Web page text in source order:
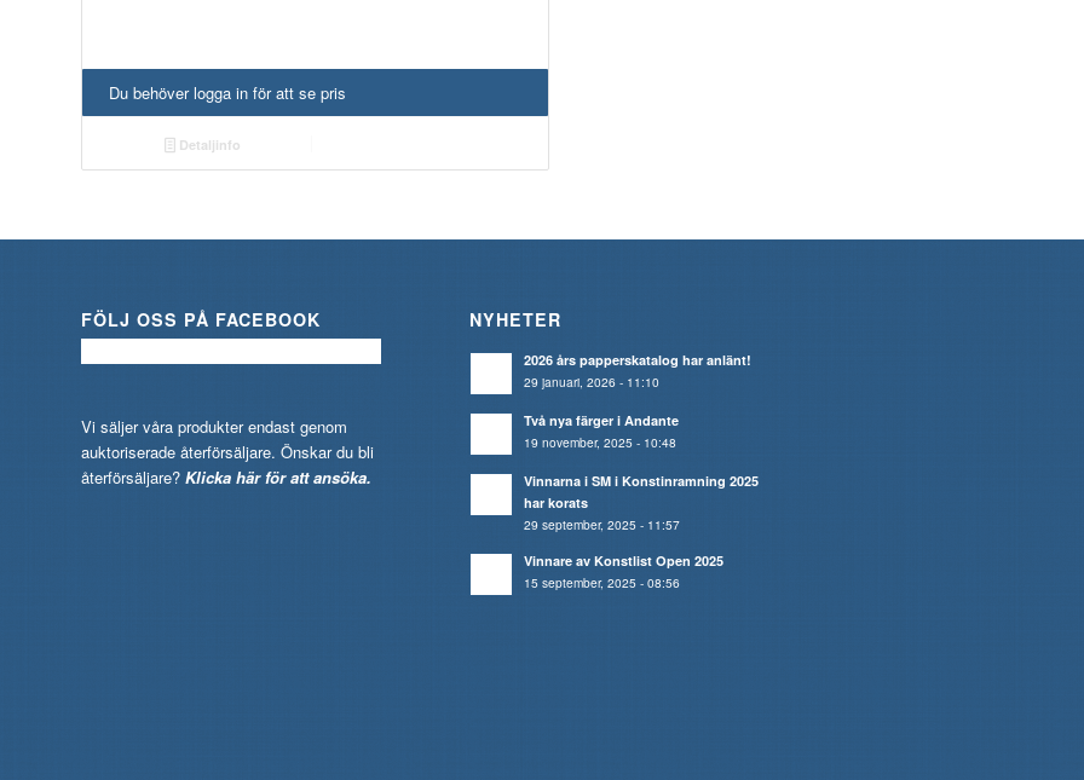
Du behöver logga in för att se pris
Detaljinfo
FÖLJ OSS PÅ FACEBOOK
Vi säljer våra produkter endast genom
auktoriserade återförsäljare. Önskar du bli
återförsäljare? Klicka här för att ansöka.
NYHETER
2026 års papperskatalog har anlänt!
29 januari, 2026 - 11:10
Två nya färger i Andante
19 november, 2025 - 10:48
Vinnarna i SM i Konstinramning 2025
har korats
29 september, 2025 - 11:57
Vinnare av Konstlist Open 2025
15 september, 2025 - 08:56